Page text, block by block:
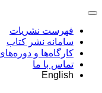
فهرست نشریات
سامانه نشر کتاب
کارگاه‌ها و
تماس با ما
English